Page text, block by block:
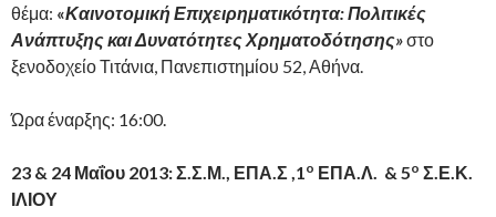
θέμα: «Καινοτομική Επιχειρηματικότητα: Πολιτικές
Ανάπτυξης και Δυνατότητες Χρηματοδότησης»στο
ξενοδοχείο Τιτάνια, Πανεπιστημίου 52, Αθήνα.
Ώρα έναρξης: 16:00.
23 & 24 Μαΐου 2013: Σ.Σ.Μ., ΕΠΑ.Σ ,1o ΕΠΑ.Λ. & 5o Σ.Ε.Κ.
ΙΛΙΟΥ